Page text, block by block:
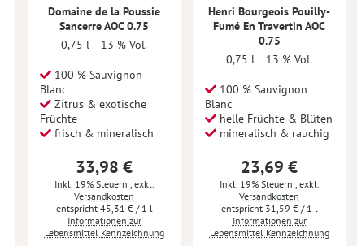
Domaine de la Poussie
Sancerre AOC 0.75
0,75 l
13 % Vol.
100 % Sauvignon
Blanc
Zitrus & exotische
Früchte
frisch & mineralisch
33,98 €
Inkl. 19% Steuern exkl.
Versandkosten
45,31 € / 1 l
Informationen zur
Lebensmittel Kennzeichnung
Henri Bourgeois Pouilly-
Fumé En Travertin AOC
0.75
0,75 l
13 % Vol.
100 % Sauvignon
Blanc
helle Früchte & Blüten
mineralisch & rauchig
23,69 €
Inkl. 19% Steuern exkl.
Versandkosten
31,59 € / 1 l
Informationen zur
Lebensmittel Kennzeichnung